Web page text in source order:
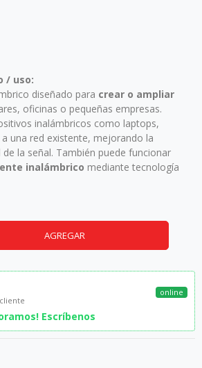
/ uso:
diseñado para crear o ampliar
oficinas o pequeñas empresas.
inalámbricos como laptops,
una red existente, mejorando la
la señal. También puede funcionar
inalámbrico mediante tecnología
AGREGAR
Escríbenos
online